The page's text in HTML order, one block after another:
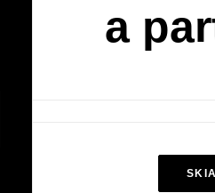
a